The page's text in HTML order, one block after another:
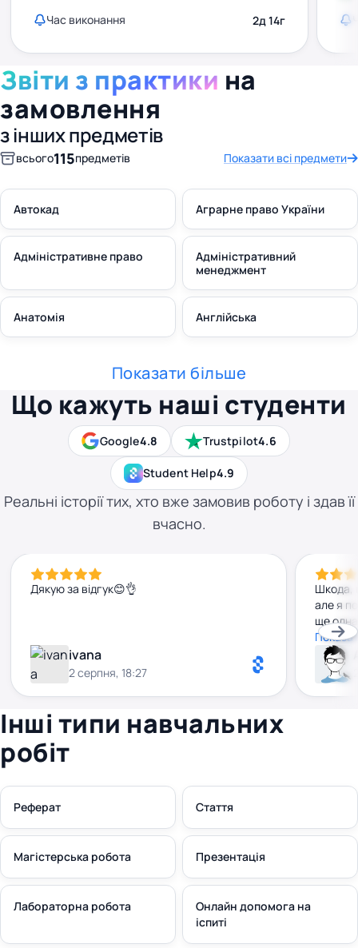
Час виконання 2д 14г
Звіти з практики на
замовлення
з інших предметів
всього115предметів Показати всі предмети
Автокад Аграрне право України
Адміністративне право
Адміністративний
менеджмент
Анатомія Англійська
Показати більше
Google4.8 Trustpilot4.6
Student Help4.9
Що кажуть наші студенти
Реальні історії тих, хто вже замовив роботу і здав її
вчасно.
Дякую за відгук😊👌
ivana
2 серпня, 18:27
Шкода,
але я
ще
Інші типи навчальних
робіт
Реферат Стаття
Магістерська робота Презентація
Лабораторна робота
Онлайн допомога на
іспиті